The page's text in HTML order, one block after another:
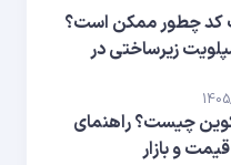
کد چطور ممکن است؟
زیرساختی در
چیست؟ راهنمای
و بازار